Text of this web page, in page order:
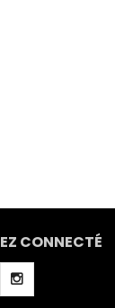
CONNECTÉ